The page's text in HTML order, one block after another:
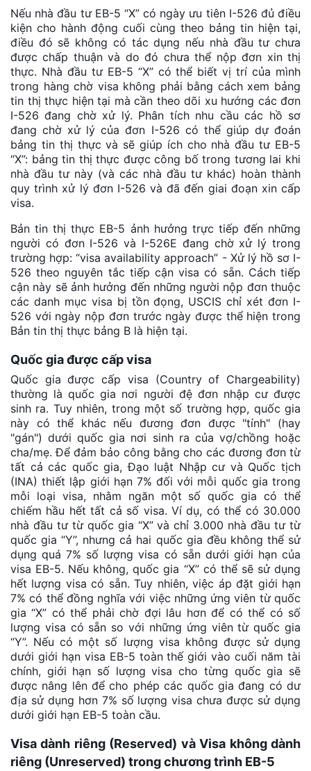
Nếu nhà đầu tư EB-5 “X” có ngày ưu tiên I-526 đủ điều
kiện cho hành động cuối cùng theo bảng tin hiện tại,
điều đó sẽ không có tác dụng nếu nhà đầu tư chưa
được chấp thuận và do đó chưa thể nộp đơn xin thị
thực. Nhà đầu tư EB-5 “X” có thể biết vị trí của mình
trong hàng chờ visa không phải bằng cách xem bảng
tin thị thực hiện tại mà cần theo dõi xu hướng các đơn
I-526 đang chờ xử lý. Phân tích nhu cầu các hồ sơ
đang chờ xử lý của đơn I-526 có thể giúp dự đoán
bảng tin thị thực và sẽ giúp ích cho nhà đầu tư EB-5
“X”: bảng tin thị thực được công bố trong tương lai khi
nhà đầu tư này (và các nhà đầu tư khác) hoàn thành
quy trình xử lý đơn I-526 và đã đến giai đoạn xin cấp
visa.
Bản tin thị thực EB-5 ảnh hưởng trực tiếp đến những
người có đơn I-526 và I-526E đang chờ xử lý trong
trường hợp: “visa availability approach” - Xử lý hồ sơ I-
526 theo nguyên tắc tiếp cận visa có sẵn. Cách tiếp
cận này sẽ ảnh hưởng đến những người nộp đơn thuộc
các danh mục visa bị tồn đọng, USCIS chỉ xét đơn I-
526 với ngày nộp đơn trước ngày được thể hiện trong
Bản tin thị thực bảng B là hiện tại.
Quốc gia được cấp visa
Quốc gia được cấp visa (Country of Chargeability)
thường là quốc gia nơi người đệ đơn nhập cư được
sinh ra. Tuy nhiên, trong một số trường hợp, quốc gia
này có thể khác nếu đương đơn được "tính" (hay
"gán") dưới quốc gia nơi sinh ra của vợ/chồng hoặc
cha/mẹ. Để đảm bảo công bằng cho các đương đơn từ
tất cả các quốc gia, Đạo luật Nhập cư và Quốc tịch
(INA) thiết lập giới hạn 7% đối với mỗi quốc gia trong
mỗi loại visa, nhằm ngăn một số quốc gia có thể
chiếm hầu hết tất cả số visa. Ví dụ, có thể có 30.000
nhà đầu tư từ quốc gia “X” và chỉ 3.000 nhà đầu tư từ
quốc gia “Y”, nhưng cả hai quốc gia đều không thể sử
dụng quá 7% số lượng visa có sẵn dưới giới hạn của
visa EB-5. Nếu không, quốc gia “X” có thể sẽ sử dụng
hết lượng visa có sẵn. Tuy nhiên, việc áp đặt giới hạn
7% có thể đồng nghĩa với việc những ứng viên từ quốc
gia “X” có thể phải chờ đợi lâu hơn để có thể có số
lượng visa có sẵn so với những ứng viên từ quốc gia
“Y”. Nếu có một số lượng visa không được sử dụng
dưới giới hạn visa EB-5 toàn thế giới vào cuối năm tài
chính, giới hạn số lượng visa cho từng quốc gia sẽ
được nâng lên để cho phép các quốc gia đang có dư
địa sử dụng hơn 7% số lượng visa chưa được sử dụng
dưới giới hạn EB-5 toàn cầu.
Visa dành riêng (Reserved) và Visa không dành
riêng (Unreserved) trong chương trình EB-5